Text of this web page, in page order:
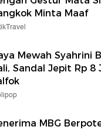
Minta Maaf
Mewah Syahrini
Sandal Jepit Rp 8
MBG